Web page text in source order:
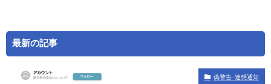
最新の記事
偽警告･迷惑通知